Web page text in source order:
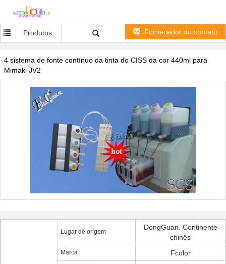
Produtos Fornecedor do contato
4 sistema de fonte contínuo da tinta do CISS da cor 440ml para
Mimaki JV2
Lugar de origem
DongGuan. Continente
chinês
Marca Fcolor